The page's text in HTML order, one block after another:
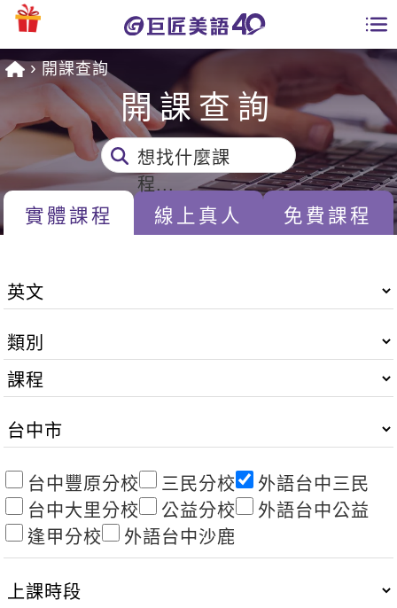
課程總覽
日語課程總表
英文課程總表
商用英文
英文檢定
IELTS 雅思課程
TOEFL 托福課程
能力養成
自然發音
英文聽力養成
開口溜英文
旅遊英文
基礎字彙
特色課程
主題課程
英語俱樂部
ECAM
Let's Talk
線上真人
日語
韓語
西班牙語
更多
一對一家教
企業訓練
開課查詢
全國分校
多益秒學堂
英文能力測驗
學習分享
學員故事
活動花絮
校園贊助
企業服務
學員專區
Recruiting
開課查詢
開課查詢
實體課程 線上真人 免費課程
想找什麼課
程...
台中豐原分校 三民分校
外語台中三民
台中大里分校
公益分校
外語台中公益
逢甲分校
外語台中沙鹿